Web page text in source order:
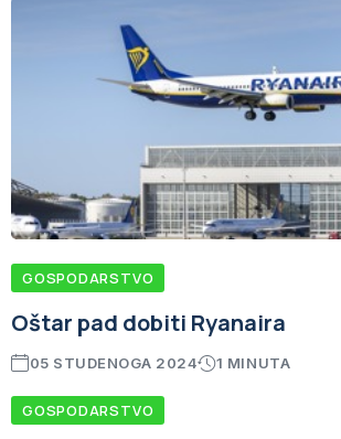
GOSPODARSTVO
Oštar pad dobiti Ryanaira
05 STUDENOGA 2024 1 MINUTA
GOSPODARSTVO